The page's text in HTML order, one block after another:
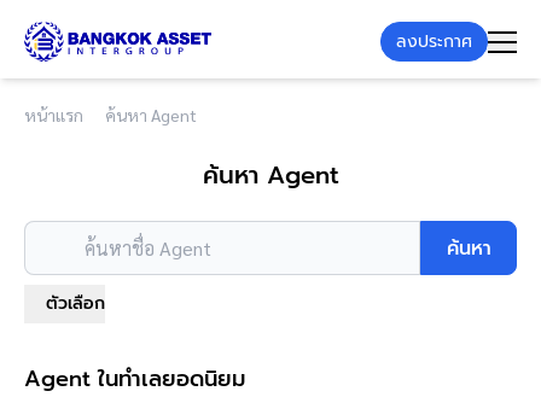
ลงประกาศ
หน้าแรก ค้นหา Agent
ค้นหา Agent
ตัวเลือก
ค้นหาชื่อ Agent ค้นหา
Agent ในทำเลยอดนิยม